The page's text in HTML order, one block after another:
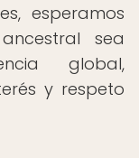
esperamos
sea
global,
y respeto